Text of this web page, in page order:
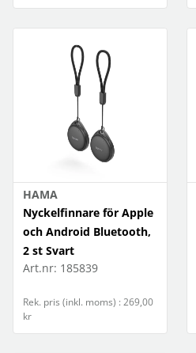
HAMA
Nyckelfinnare för Apple
och Android Bluetooth,
2 st Svart
Art.nr: 185839
Rek. pris (inkl. moms) : 269,00
kr